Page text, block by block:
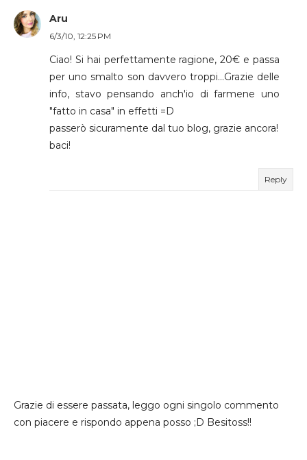
Aru
6/3/10, 12:25 PM
Ciao! Si hai perfettamente ragione, 20€ e passa
per uno smalto son davvero troppi...Grazie delle
info, stavo pensando anch'io di farmene uno
"fatto in casa" in effetti =D
passerò sicuramente dal tuo blog, grazie ancora!
baci!
Reply
Grazie di essere passata, leggo ogni singolo commento
con piacere e rispondo appena posso ;D Besitoss!!